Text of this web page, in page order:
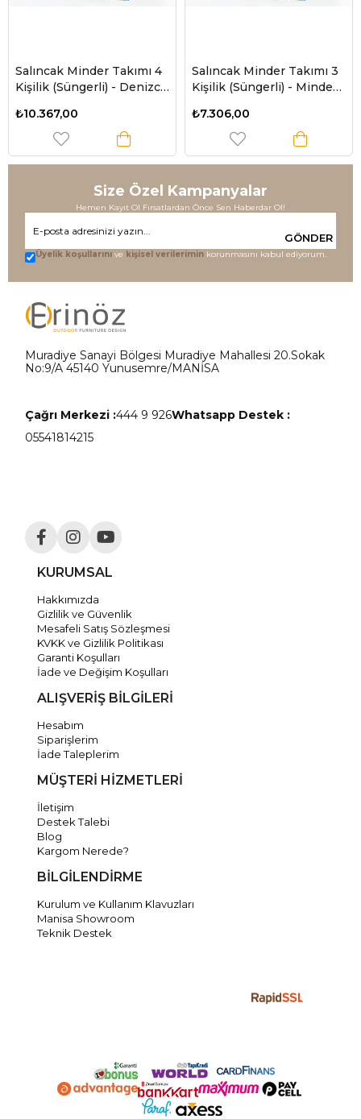
Salıncak Minder Takımı 4
Kişilik (Süngerli) - Denizci
₺10.367,00
Salıncak Minder Takımı 3
Kişilik (Süngerli) - Minder:
Lacivert
₺7.306,00
Size Özel Kampanyalar
Hemen Kayıt Ol Fırsatlardan Önce Sen Haberdar Ol!
GÖNDER
Üyelik koşullarını ve kişisel verilerimin korunmasını kabul ediyorum.
Muradiye Sanayi Bölgesi Muradiye Mahallesi 20.Sokak
No:9/A 45140 Yunusemre/MANİSA
Çağrı Merkezi :444 9 926Whatsapp Destek :
05541814215
KURUMSAL
Hakkımızda
Gizlilik ve Güvenlik
Mesafeli Satış Sözleşmesi
KVKK ve Gizlilik Politikası
Garanti Koşulları
İade ve Değişim Koşulları
ALIŞVERİŞ BİLGİLERİ
Hesabım
Siparişlerim
İade Taleplerim
MÜŞTERİ HİZMETLERİ
İletişim
Destek Talebi
Blog
Kargom Nerede?
BİLGİLENDİRME
Kurulum ve Kullanım Klavuzları
Manisa Showroom
Teknik Destek